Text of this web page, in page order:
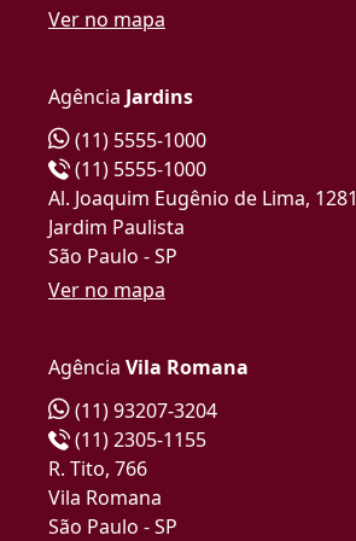
Ver no mapa
Agência Jardins
(11) 5555-1000
(11) 5555-1000
Al. Joaquim Eugênio de Lima, 1281
Jardim Paulista
São Paulo - SP
Ver no mapa
Agência Vila Romana
(11) 93207-3204
(11) 2305-1155
R. Tito, 766
Vila Romana
São Paulo - SP